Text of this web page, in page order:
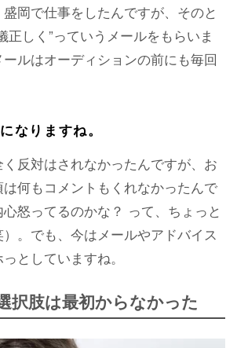
岡で仕事をしたんですが、そのと
正しく”っていうメールをもらいま
ルはオーディションの前にも毎回
りますね。
反対はされなかったんですが、お
何もコメントもくれなかったんで
怒ってるのかな？ って、ちょっと
。でも、今はメールやアドバイス
としていますね。
択肢は最初からなかった